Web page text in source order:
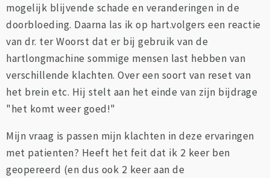
mogelijk blijvende schade en veranderingen in de
doorbloeding. Daarna las ik op hart.volgers een reactie
van dr. ter Woorst dat er bij gebruik van de
hartlongmachine sommige mensen last hebben van
verschillende klachten. Over een soort van reset van
het brein etc. Hij stelt aan het einde van zijn bijdrage
"het komt weer goed!"
Mijn vraag is passen mijn klachten in deze ervaringen
met patienten? Heeft het feit dat ik 2 keer ben
geopereerd (en dus ook 2 keer aan de